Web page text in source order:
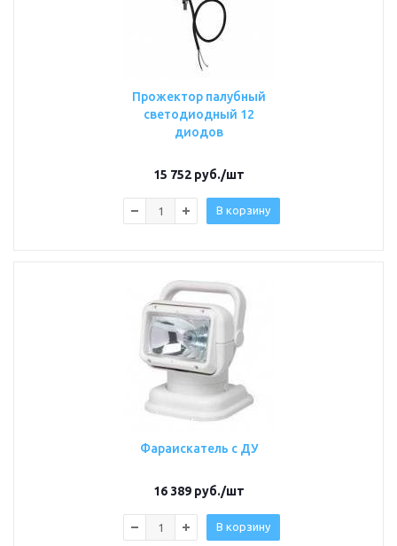
Прожектор палубный
светодиодный 12
диодов
15 752 руб./шт
В корзину
Фараискатель с ДУ
16 389 руб./шт
В корзину